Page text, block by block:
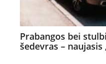
Prabangos bei
šedevras – naujasis